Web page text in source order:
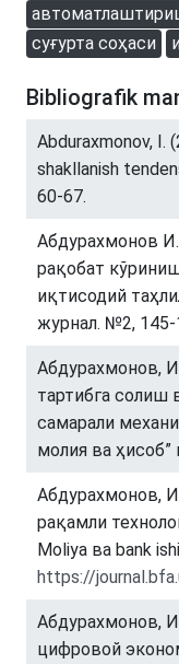
суғурта соҳаси
Bibliografik
Abduraxmonov, I.
shakllanish
60-67.
Абдурахмонов
рақобат
иқтисодий
журнал. №2, 145-
Абдурахмонов,
тартибга солиш
самарали
молия ва ҳисоб”
Абдурахмонов,
рақамли
Moliya ва bank
https://
Абдурахмонов,
цифровой